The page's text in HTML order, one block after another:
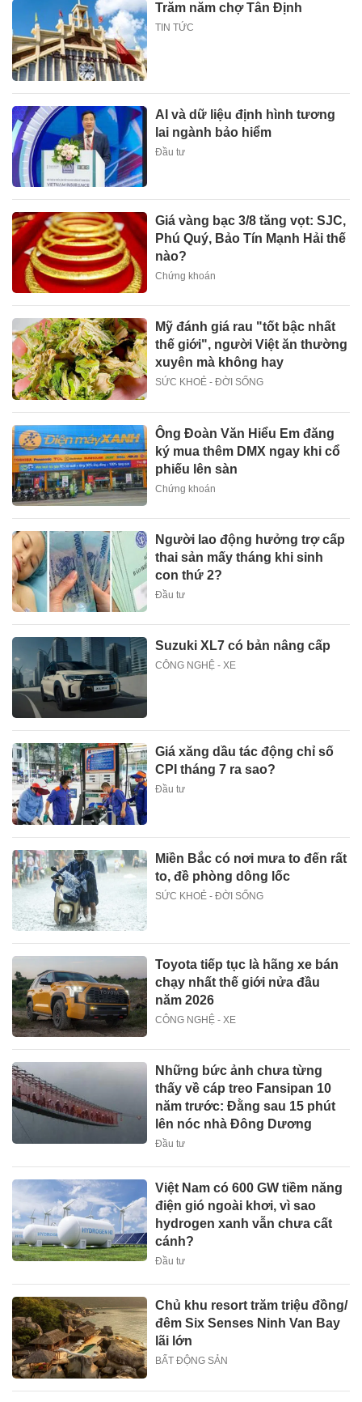
Trăm năm chợ Tân Định
TIN TỨC
AI và dữ liệu định hình tương
lai ngành bảo hiểm
Đầu tư
Giá vàng bạc 3/8 tăng vọt: SJC,
Phú Quý, Bảo Tín Mạnh Hải thế
nào?
Chứng khoán
Mỹ đánh giá rau "tốt bậc nhất
thế giới", người Việt ăn thường
xuyên mà không hay
SỨC KHOẺ - ĐỜI SỐNG
Ông Đoàn Văn Hiểu Em đăng
ký mua thêm DMX ngay khi cổ
phiếu lên sàn
Chứng khoán
Người lao động hưởng trợ cấp
thai sản mấy tháng khi sinh
con thứ 2?
Đầu tư
Suzuki XL7 có bản nâng cấp
CÔNG NGHỆ - XE
Giá xăng dầu tác động chỉ số
CPI tháng 7 ra sao?
Đầu tư
Miền Bắc có nơi mưa to đến rất
to, đề phòng dông lốc
SỨC KHOẺ - ĐỜI SỐNG
Toyota tiếp tục là hãng xe bán
chạy nhất thế giới nửa đầu
năm 2026
CÔNG NGHỆ - XE
Những bức ảnh chưa từng
thấy về cáp treo Fansipan 10
năm trước: Đằng sau 15 phút
lên nóc nhà Đông Dương
Đầu tư
Việt Nam có 600 GW tiềm năng
điện gió ngoài khơi, vì sao
hydrogen xanh vẫn chưa cất
cánh?
Đầu tư
Chủ khu resort trăm triệu đồng/
đêm Six Senses Ninh Van Bay
lãi lớn
BẤT ĐỘNG SẢN